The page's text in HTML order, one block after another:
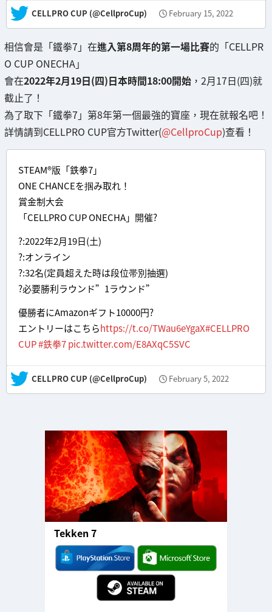
— CELLPRO CUP (@CellproCup) February 15, 2022
相信會是「鐵拳7」在進入第8周年的第一場比賽的「CELLPR
O CUP ONECHA」
會在2022年2月19日(四)日本時間18:00開始 ，2月17日(四)就
截止了！
為了取下「鐵拳7」第8年第一個最強的寶座，現在就報名吧！
詳情請到CELLPRO CUP官方Twitter(@CellproCup)查看！
STEAM®︎版「鉄拳7」
ONE CHANCEを掴み取れ！
賞金制大会
「CELLPRO CUP ONECHA」開催?
?:2022年2月19日(土)
?:オンライン
?:32名(定員超えた時は段位帯別抽選)
?必要勝利ラウンド”1ラウンド”
優勝者にAmazonギフト10000円?
エントリーはこちらhttps://t.co/TWau6eYgaX#CELLPRO
CUP#鉄拳7pic.twitter.com/E8AXqC5SVC
— CELLPRO CUP (@CellproCup) February 5, 2022
Tekken 7